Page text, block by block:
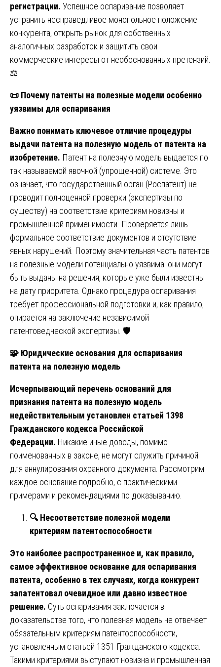
регистрации. Успешное оспаривание позволяет
устранить несправедливое монопольное положение
конкурента, открыть рынок для собственных
аналогичных разработок и защитить свои
коммерческие интересы от необоснованных претензий.
⚖️
📜 Почему патенты на полезные модели особенно
уязвимы для оспаривания
Важно понимать ключевое отличие процедуры
выдачи патента на полезную модель от патента на
изобретение. Патент на полезную модель выдается по
так называемой явочной (упрощенной) системе. Это
означает, что государственный орган (Роспатент) не
проводит полноценной проверки (экспертизы по
существу) на соответствие критериям новизны и
промышленной применимости. Проверяется лишь
формальное соответствие документов и отсутствие
явных нарушений. Поэтому значительная часть патентов
на полезные модели потенциально уязвима: они могут
быть выданы на решения, которые уже были известны
на дату приоритета. Однако процедура оспаривания
требует профессиональной подготовки и, как правило,
опирается на заключение независимой
патентоведческой экспертизы. 🛡️
🧩 Юридические основания для оспаривания
патента на полезную модель
Исчерпывающий перечень оснований для
признания патента на полезную модель
недействительным установлен статьей 1398
Гражданского кодекса Российской
Федерации. Никакие иные доводы, помимо
поименованных в законе, не могут служить причиной
для аннулирования охранного документа. Рассмотрим
каждое основание подробно, с практическими
примерами и рекомендациями по доказыванию.
🔍Несоответствие полезной модели
критериям патентоспособности
Это наиболее распространенное и, как правило,
самое эффективное основание для оспаривания
патента, особенно в тех случаях, когда конкурент
запатентовал очевидное или давно известное
решение. Суть оспаривания заключается в
доказательстве того, что полезная модель не отвечает
обязательным критериям патентоспособности,
установленным статьей 1351 Гражданского кодекса.
Такими критериями выступают новизна и промышленная